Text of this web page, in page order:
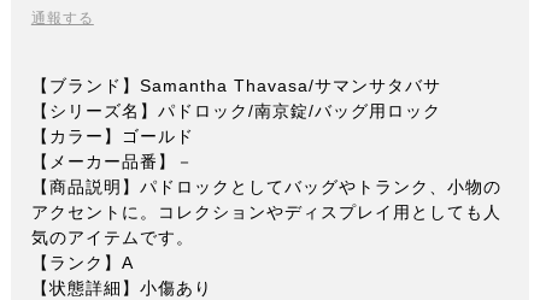
通報する
【ブランド】Samantha Thavasa/サマンサタバサ
【シリーズ名】パドロック/南京錠/バッグ用ロック
【カラー】ゴールド
【メーカー品番】－
【商品説明】パドロックとしてバッグやトランク、小物の
アクセントに。コレクションやディスプレイ用としても人
気のアイテムです。
【ランク】A
【状態詳細】小傷あり